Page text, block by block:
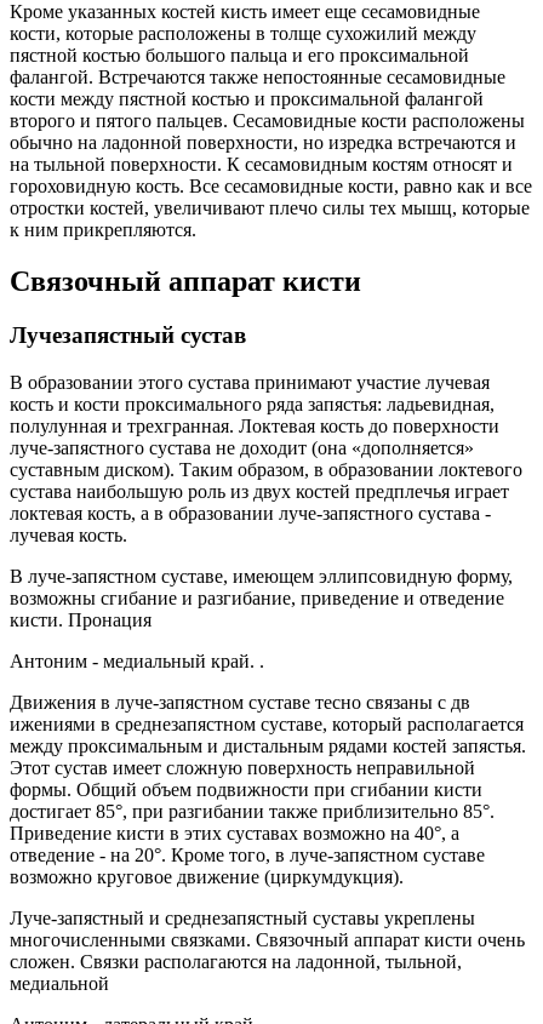
Кроме указанных костей кисть имеет еще сесамовидные
кости, которые расположены в толще сухожилий между
пястной костью большого пальца и его проксимальной
фалангой. Встречаются также непостоянные сесамовидные
кости между пястной костью и проксимальной фалангой
второго и пятого пальцев. Сесамовидные кости расположены
обычно на ладонной поверхности, но изредка встречаются и
на тыльной поверхности. К сесамовидным костям относят и
гороховидную кость. Все сесамовидные кости, равно как и все
отростки костей, увеличивают плечо силы тех мышц, которые
к ним прикрепляются.
Связочный аппарат кисти
Лучезапястный сустав
В образовании этого сустава принимают участие лучевая
кость и кости проксимального ряда запястья: ладьевидная,
полулунная и трехгранная. Локтевая кость до поверхности
луче-запястного сустава не доходит (она «дополняется»
суставным диском). Таким образом, в образовании локтевого
сустава наибольшую роль из двух костей предплечья играет
локтевая кость, а в образовании луче-запястного сустава -
лучевая кость.
В луче-запястном суставе, имеющем эллипсовидную форму,
возможны сгибание и разгибание, приведение и отведение
кисти. Пронация
Антоним - медиальный край. .
Движения в луче-запястном суставе тесно связаны с дв
ижениями в среднезапястном суставе, который располагается
между проксимальным и дистальным рядами костей запястья.
Этот сустав имеет сложную поверхность неправильной
формы. Общий объем подвижности при сгибании кисти
достигает 85°, при разгибании также приблизительно 85°.
Приведение кисти в этих суставах возможно на 40°, а
отведение - на 20°. Кроме того, в луче-запястном суставе
возможно круговое движение (циркумдукция).
Луче-запястный и среднезапястный суставы укреплены
многочисленными связками. Связочный аппарат кисти очень
сложен. Связки располагаются на ладонной, тыльной,
медиальной